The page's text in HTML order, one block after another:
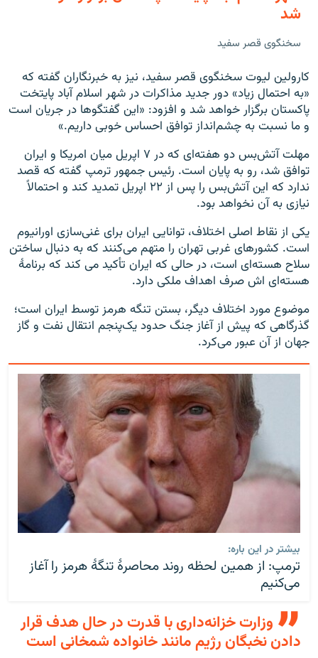
شد
سخنگوی قصر سفید
کارولین لیوت سخنگوی قصر سفید، نیز به خبرنگاران گفته که
«به احتمال زیاد» دور جدید مذاکرات در شهر اسلام آباد پایتخت
پاکستان برگزار خواهد شد و افزود: «این گفتگوها در جریان است
و ما نسبت به چشم‌انداز توافق احساس خوبی داریم.»
مهلت آتش‌بس دو هفته‌ای که در ۷ اپریل میان امریکا و ایران
توافق شد، رو به پایان است. رئیس جمهور ترمپ گفته که قصد
ندارد که این آتش‌بس را پس از ۲۲ اپریل تمدید کند و احتمالاً
نیازی به آن نخواهد بود.
یکی از نقاط اصلی اختلاف، توانایی ایران برای غنی‌سازی اورانیوم
است. کشورهای غربی تهران را متهم می‌کنند که به دنبال ساختن
سلاح هسته‌ای است، در حالی که ایران تأکید می کند که برنامۀ
هسته‌ای ‌اش صرف اهداف ملکی دارد.
موضوع مورد اختلاف دیگر، بستن تنگه هرمز توسط ایران است؛
گذرگاهی که پیش از آغاز جنگ حدود یک‌پنجم انتقال نفت و گاز
جهان از آن عبور می‌کرد.
بیشتر در این باره:
ترمپ: از همین لحظه روند محاصرۀ تنگۀ هرمز را آغاز
می‌کنیم
وزارت خزانه‌داری با قدرت در حال هدف قرار
دادن نخبگان رژیم مانند خانواده شمخانی است